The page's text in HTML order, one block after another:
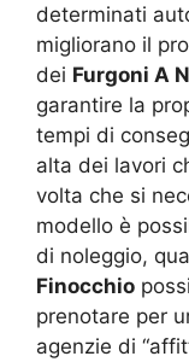
determinati
migliorano il
dei Furgoni A
garantire la
tempi di
alta dei lavori
volta che si
modello è
di noleggio,
Finocchio
prenotare per
agenzie di